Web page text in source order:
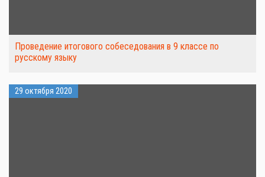
Проведение итогового собеседования в 9 классе по
русскому языку
29 октября 2020